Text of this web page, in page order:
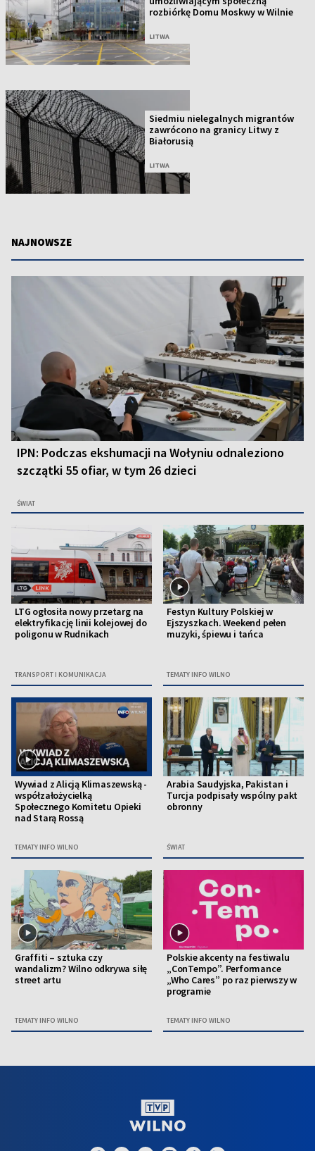
rozbiórkę Domu Moskwy w Wilnie
LITWA
Siedmiu nielegalnych migrantów
zawrócono na granicy Litwy z
Białorusią
LITWA
NAJNOWSZE
IPN: Podczas ekshumacji na Wołyniu odnaleziono
szczątki 55 ofiar, w tym 26 dzieci
ŚWIAT
LTG ogłosiła nowy przetarg na
elektryfikację linii kolejowej do
poligonu w Rudnikach
TRANSPORT I KOMUNIKACJA
Festyn Kultury Polskiej w
Ejszyszkach. Weekend pełen
muzyki, śpiewu i tańca
TEMATY INFO WILNO
Wywiad z Alicją Klimaszewską -
współzałożycielką
Społecznego Komitetu Opieki
nad Starą Rossą
TEMATY INFO WILNO
Arabia Saudyjska, Pakistan i
Turcja podpisały wspólny pakt
obronny
ŚWIAT
Graffiti – sztuka czy
wandalizm? Wilno odkrywa siłę
street artu
TEMATY INFO WILNO
Polskie akcenty na festiwalu
„ConTempo”. Performance
„Who Cares” po raz pierwszy w
programie
TEMATY INFO WILNO